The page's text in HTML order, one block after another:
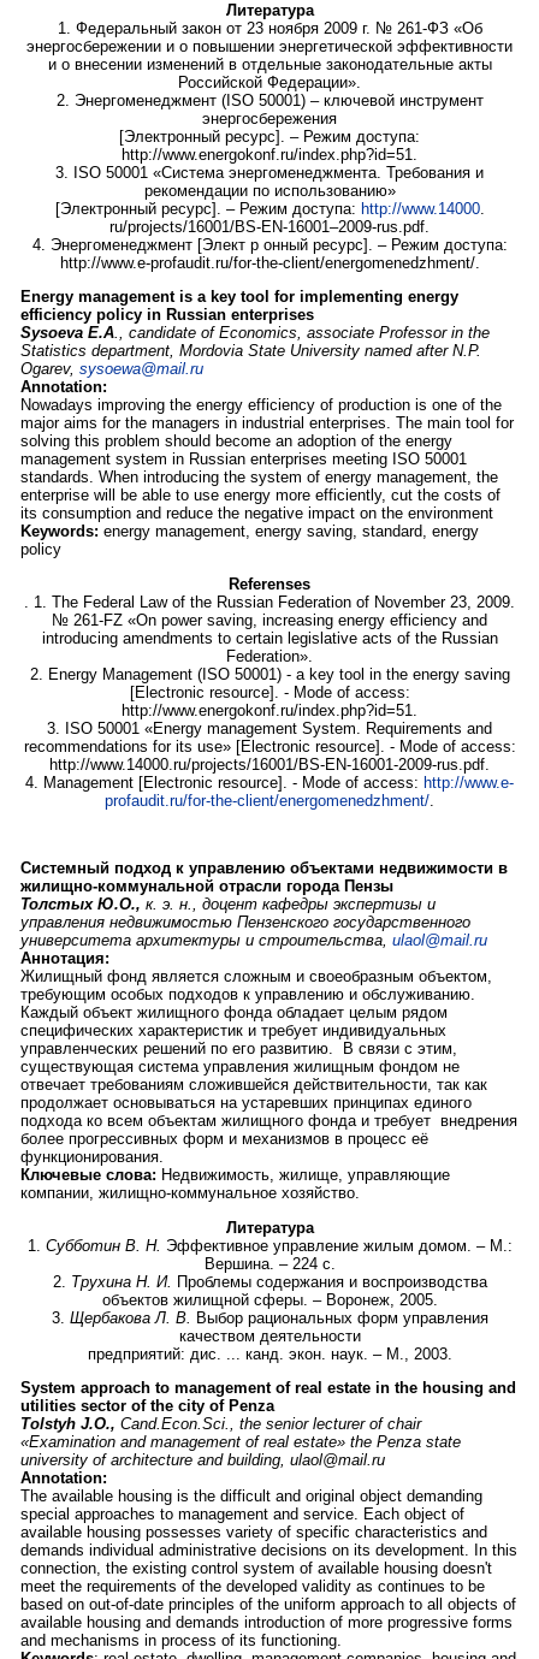
Литература
1. Федеральный закон от 23 ноября 2009 г. № 261-ФЗ «Об
энергосбережении и о повышении энергетической эффективности
и о внесении изменений в отдельные законодательные акты
Российской Федерации».
2. Энергоменеджмент (ISO 50001) – ключевой инструмент
энергосбережения
[Электронный ресурс]. – Режим доступа:
http://www.energokonf.ru/index.php?id=51.
3. ISO 50001 «Система энергоменеджмента. Требования и
рекомендации по использованию»
[Электронный ресурс]. – Режим доступа: http://www.14000.
ru/projects/16001/BS-EN-16001–2009-rus.pdf.
4. Энергоменеджмент [Элект р онный ресурс]. – Режим доступа:
http://www.e-profaudit.ru/for-the-client/energomenedzhment/.
Energy management is a key tool for implementing energy
efficiency policy in Russian enterprises
Sysoeva E.A., candidate of Economics, associate Professor in the
Statistics department, Mordovia State University named after N.P.
Ogarev, sysoewa@mail.ru
Annotation:
Nowadays improving the energy efficiency of production is one of the
major aims for the managers in industrial enterprises. The main tool for
solving this problem should become an adoption of the energy
management system in Russian enterprises meeting ISO 50001
standards. When introducing the system of energy management, the
enterprise will be able to use energy more efficiently, cut the costs of
its consumption and reduce the negative impact on the environment
Keywords: energy management, energy saving, standard, energy
policy
Referenses
. 1. The Federal Law of the Russian Federation of November 23, 2009.
№ 261-FZ «On power saving, increasing energy efficiency and
introducing amendments to certain legislative acts of the Russian
Federation».
2. Energy Management (ISO 50001) - a key tool in the energy saving
[Electronic resource]. - Mode of access:
http://www.energokonf.ru/index.php?id=51.
3. ISO 50001 «Energy management System. Requirements and
recommendations for its use» [Electronic resource]. - Mode of access:
http://www.14000.ru/projects/16001/BS-EN-16001-2009-rus.pdf.
4. Management [Electronic resource]. - Mode of access: http://www.e-
profaudit.ru/for-the-client/energomenedzhment/
Системный подход к управлению объектами недвижимости в
жилищно-коммунальной отрасли города Пензы
Толстых Ю.О., к. э. н., доцент кафедры экспертизы и
управления недвижимостью Пензенского государственного
университета архитектуры и строительства, ulaol@mail.ru
Аннотация:
Жилищный фонд является сложным и своеобразным объектом,
требующим особых подходов к управлению и обслуживанию.
Каждый объект жилищного фонда обладает целым рядом
специфических характеристик и требует индивидуальных
управленческих решений по его развитию. В связи с этим,
существующая система управления жилищным фондом не
отвечает требованиям сложившейся действительности, так как
продолжает основываться на устаревших принципах единого
подхода ко всем объектам жилищного фонда и требует внедрения
более прогрессивных форм и механизмов в процесс её
функционирования.
Ключевые слова: Недвижимость, жилище, управляющие
компании, жилищно-коммунальное хозяйство.
Литература
1. Субботин В. Н. Эффективное управление жилым домом. – М.:
Вершина. – 224 с.
2. Трухина Н. И. Проблемы содержания и воспроизводства
объектов жилищной сферы. – Воронеж, 2005.
3. Щербакова Л. В. Выбор рациональных форм управления
качеством деятельности
предприятий: дис. ... канд. экон. наук. – М., 2003.
System approach to managementof real estate in the housing and
utilities sector of the city of Penza
Tolstyh J.O., Cand.Econ.Sci., the senior lecturer of chair
«Examination and management of real estate» the Penza state
university of architecture and building, ulaol@mail.ru
Annotation:
The available housing is the difficult and original object demanding
special approaches to management and service. Each object of
available housing possesses variety of specific characteristics and
demands individual administrative decisions on its development. In this
connection, the existing control system of available housing doesn't
meet the requirements of the developed validity as continues to be
based on out-of-date principles of the uniform approach to all objects of
available housing and demands introduction of more progressive forms
and mechanisms in process of its functioning.